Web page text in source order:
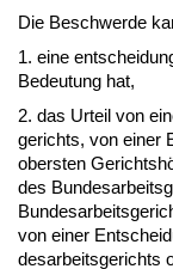
Die Be­schwer­de
1. ei­ne
Be­deu­tung hat,
2. das Ur­teil von
ge­richts, von ei­ner
obers­ten
des
von ei­ner
des­ar­beits­ge­richts